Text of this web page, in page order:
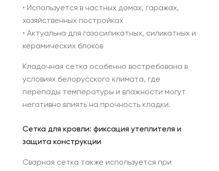
• Используется в частных домах, гаражах,
хозяйственных постройках
• Актуальна для газосиликатных, силикатных и
керамических блоков
Кладочная сетка особенно востребована в
условиях белорусского климата, где
перепады температуры и влажности могут
негативно влиять на прочность кладки.
Сетка для кровли: фиксация утеплителя и
защита конструкции
Сварная сетка также используется при